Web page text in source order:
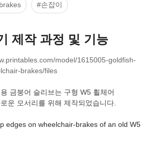
#손잡이
제작 과정 및 기능
model/1615005-goldfish-
brakes/files
금붕어 슬리브는 구형 W5 휠체어
운 모서리를 위해 제작되었습니다.
edges on wheelchair-brakes of an old W5